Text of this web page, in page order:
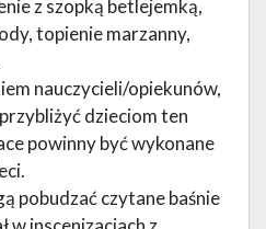
z szopką betlejemką,
topienie marzanny,
nauczycieli/opiekunów,
dzieciom ten
powinny być wykonane
pobudzać czytane baśnie